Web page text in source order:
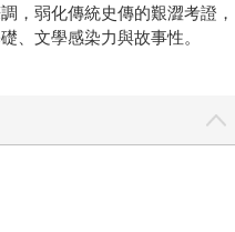
，弱化傳統史傳的艱澀考證，
、文學感染力與故事性。